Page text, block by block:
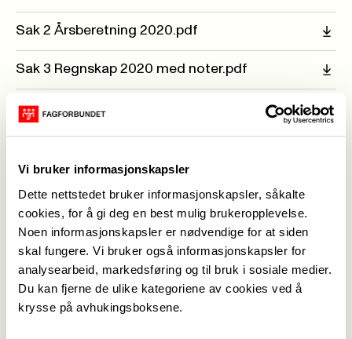
Vi bruker informasjonskapsler
Dette nettstedet bruker informasjonskapsler, såkalte
cookies, for å gi deg en best mulig brukeropplevelse.
Noen informasjonskapsler er nødvendige for at siden
skal fungere. Vi bruker også informasjonskapsler for
analysearbeid, markedsføring og til bruk i sosiale medier.
Du kan fjerne de ulike kategoriene av cookies ved å
krysse på avhukingsboksene.
Sak 2 Årsberetning 2020.pdf
Sak 3 Regnskap 2020 med noter.pdf
Revisjonsberetning for regnskapsåret 2020.pdf
Sak 6 Budsjett 2021.pdf
Sak 7 Valgkomiteens innstilling årsmøte
2021.pdf
Vedtaksdokument.pdf